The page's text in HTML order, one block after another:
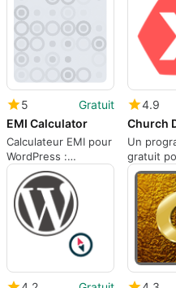
5
Gratuit
EMI Calculator
Calculateur EMI pour
WordPress :
simplicité et
efficacité
4.9
Un
gratuit
FireTree